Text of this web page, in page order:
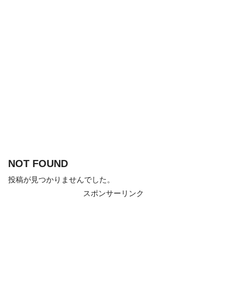
NOT FOUND
投稿が見つかりませんでした。
スポンサーリンク